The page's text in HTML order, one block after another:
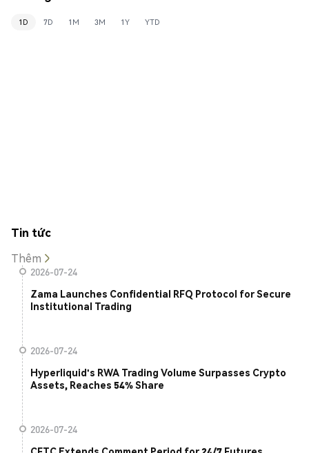
1D 7D 1M 3M 1Y YTD
Tin tức
Thêm
2026-07-24
Zama Launches Confidential RFQ Protocol for Secure
Institutional Trading
2026-07-24
Hyperliquid's RWA Trading Volume Surpasses Crypto
Assets, Reaches 54% Share
2026-07-24